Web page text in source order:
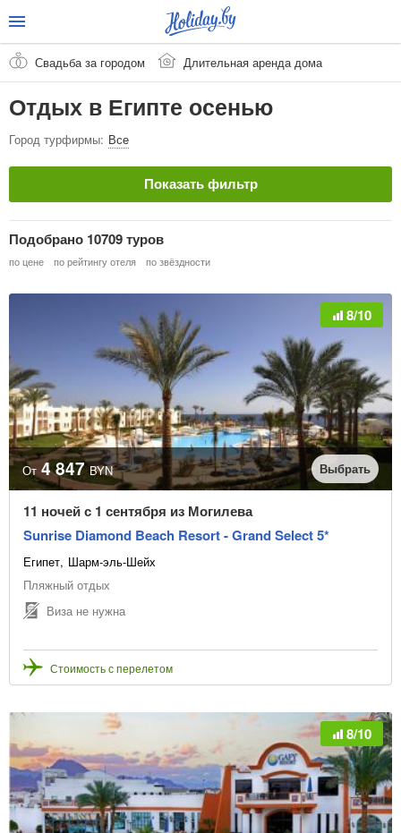
Свадьба за городом Длительная аренда дома
Отдых в Египте осенью
Город турфирмы: Все
Показать фильтр
Египет
Город / Курорт
Тип тура
Отправление из
Даты начала туров Очистить
или выбрать месяц начала туров
Количество ночей
Цена, BYN
В рассрочку
Точная цена
Раннее бронирование
Подобрано 10709 туров
по цене по рейтингу отеля по звёздности
8/10
От 4 847 BYN Выбрать
11 ночей с 1 сентября из Могилева
Sunrise Diamond Beach Resort - Grand Select 5*
Египет Шарм-эль-Шейх
Пляжный отдых
Виза не нужна
Стоимость с перелетом
8/10